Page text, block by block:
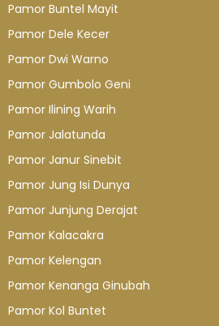
Pamor Buntel Mayit
Pamor Dele Kecer
Pamor Dwi Warno
Pamor Gumbolo Geni
Pamor Ilining Warih
Pamor Jalatunda
Pamor Janur Sinebit
Pamor Jung Isi Dunya
Pamor Junjung Derajat
Pamor Kalacakra
Pamor Kelengan
Pamor Kenanga Ginubah
Pamor Kol Buntet